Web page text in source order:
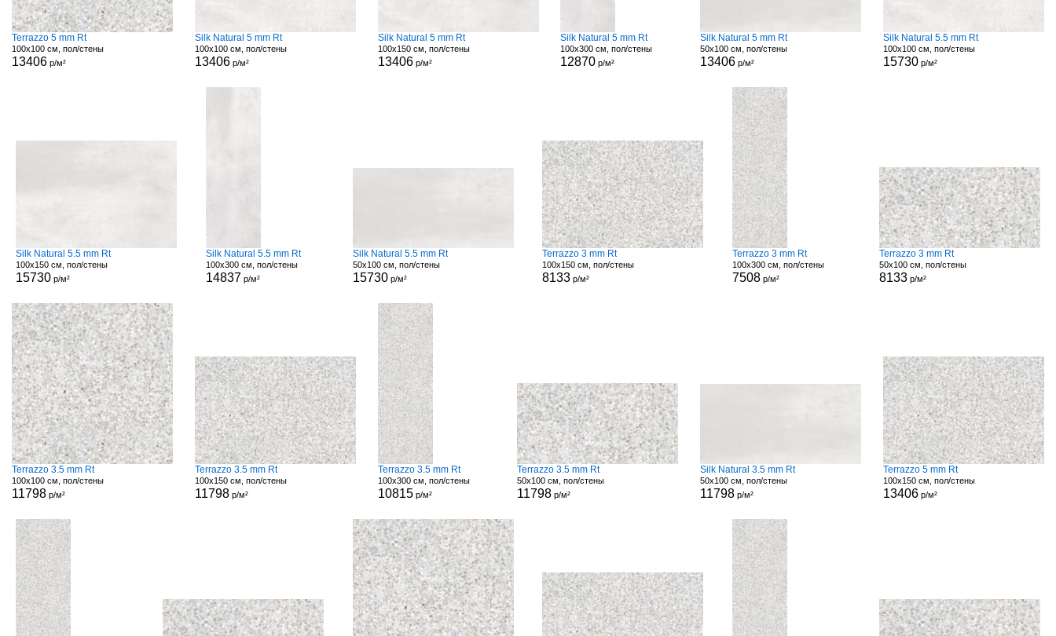
Terrazzo 5 mm Rt
100x100 см, пол/стены
13406 р/м²
Silk Natural 5 mm Rt
100x100 см, пол/стены
13406р/м²
Silk Natural 5 mm Rt
100x150 см, пол/стены
13406р/м²
Silk Natural 5 mm Rt
100x300 см, пол/стены
12870 р/м²
Silk Natural 5 mm Rt
50x100 см, пол/стены
13406р/м²
Silk Natural 5.5 mm Rt
100x100 см, пол/стены
15730р/м²
Silk Natural 5.5 mm Rt
100x150 см, пол/стены
15730р/м²
Silk Natural 5.5 mm Rt
100x300 см, пол/стены
14837 р/м²
Silk Natural 5.5 mm Rt
50x100 см, пол/стены
15730р/м²
Terrazzo 3 mm Rt
100x150 см, пол/стены
8133 р/м²
Terrazzo 3 mm Rt
100x300 см, пол/стены
7508 р/м²
Terrazzo 3 mm Rt
50x100 см, пол/стены
8133 р/м²
Terrazzo 3.5 mm Rt
100x100 см, пол/стены
11798 р/м²
Terrazzo 3.5 mm Rt
100x150 см, пол/стены
11798р/м²
Terrazzo 3.5 mm Rt
100x300 см, пол/стены
10815р/м²
Terrazzo 3.5 mm Rt
50x100 см, пол/стены
11798 р/м²
Silk Natural 3.5 mm Rt
50x100 см, пол/стены
11798р/м²
Terrazzo 5 mm Rt
100x150 см, пол/стены
13406р/м²